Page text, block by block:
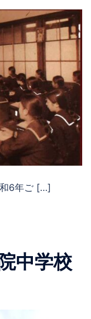
6年ご […]
中学校